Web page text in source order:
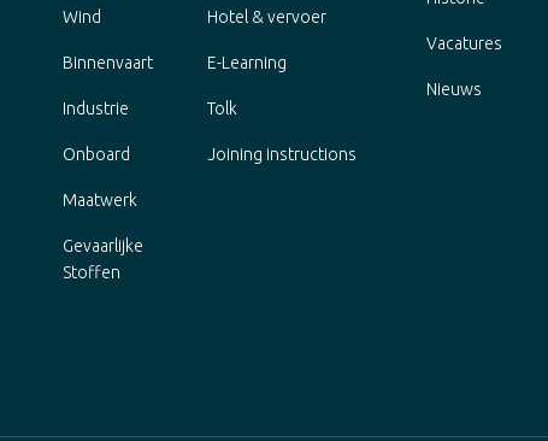
Wind
Binnenvaart
Industrie
Onboard
Maatwerk
Gevaarlijke
Stoffen
Hotel & vervoer
E-Learning
Tolk
Joining instructions
Vacatures
Nieuws